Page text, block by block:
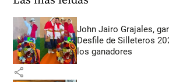
John Jairo Grajales,
Desfile de Silleteros
los ganadores
share